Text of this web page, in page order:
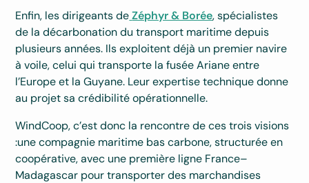
Enfin, les dirigeants de Zéphyr & Borée, spécialistes
de la décarbonation du transport maritime depuis
plusieurs années. Ils exploitent déjà un premier navire
à voile, celui qui transporte la fusée Ariane entre
l’Europe et la Guyane. Leur expertise technique donne
au projet sa crédibilité opérationnelle.
WindCoop, c’est donc la rencontre de ces trois visions
:une compagnie maritime bas carbone, structurée en
coopérative, avec une première ligne France–
Madagascar pour transporter des marchandises